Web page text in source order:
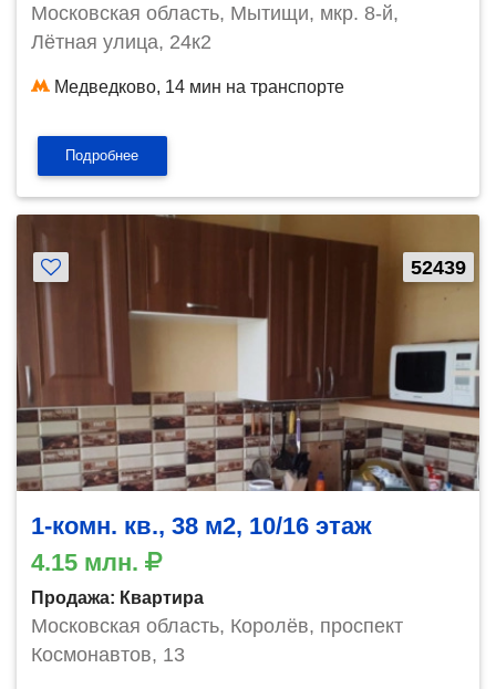
Московская область, Мытищи, мкр. 8-й,
Лётная улица, 24к2
Медведково, 14 мин на транспорте
Подробнее
52439
1-комн. кв., 38 м2, 10/16 этаж
4.15 млн.
Продажа: Квартира
Московская область, Королёв, проспект
Космонавтов, 13